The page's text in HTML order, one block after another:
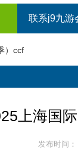
联系j9九游
）ccf
上海国
发布时间